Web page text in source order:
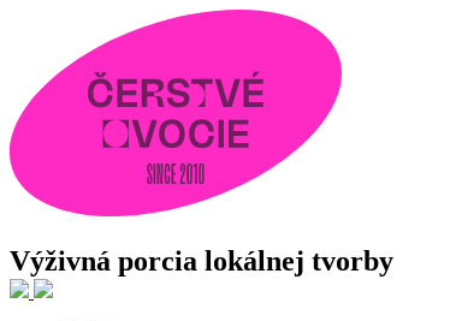
Výživná porcia lokálnej tvorby